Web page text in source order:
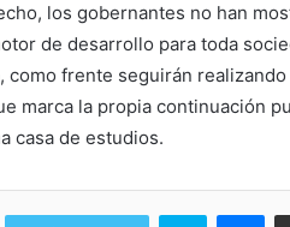
los gobernantes no han
de desarrollo para toda
frente seguirán
marca la propia continuación
casa de estudios.
Skype